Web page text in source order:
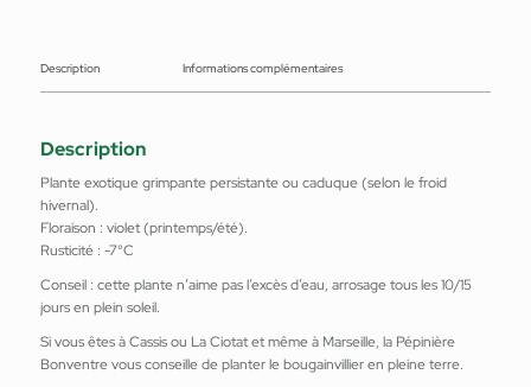
Description Informations complémentaires
Description
Plante exotique grimpante persistante ou caduque (selon le froid
hivernal).
Floraison : violet (printemps/été).
Rusticité : -7°C
Conseil : cette plante n’aime pas l’excès d’eau, arrosage tous les 10/15
jours en plein soleil.
Si vous êtes à Cassis ou La Ciotat et même à Marseille, la Pépinière
Bonventre vous conseille de planter le bougainvillier en pleine terre.